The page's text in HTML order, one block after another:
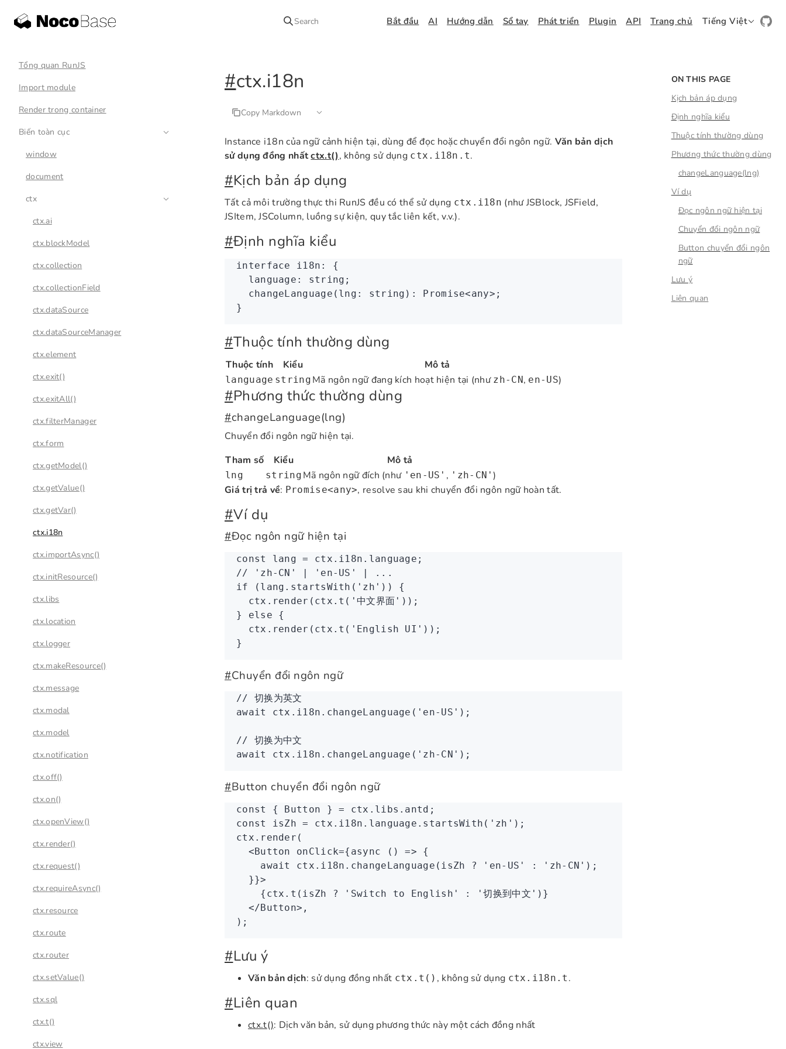
Search Bắt đầu AI Hướng dẫn Sổ tay Phát triển Plugin API Trang chủ Tiếng Việt
Tổng quan RunJS
Import module
Render trong container
Biến toàn cục
window
document
ctx
ctx.ai
ctx.blockModel
ctx.collection
ctx.collectionField
ctx.dataSource
ctx.dataSourceManager
ctx.element
ctx.exit()
ctx.exitAll()
ctx.filterManager
ctx.form
ctx.getModel()
ctx.getValue()
ctx.getVar()
ctx.i18n
ctx.importAsync()
ctx.initResource()
ctx.libs
ctx.location
ctx.logger
ctx.makeResource()
ctx.message
ctx.modal
ctx.model
ctx.notification
ctx.off()
ctx.on()
ctx.openView()
ctx.render()
ctx.request()
ctx.requireAsync()
ctx.resource
ctx.route
ctx.router
ctx.setValue()
ctx.sql
ctx.t()
ctx.view
#ctx.i18n
Copy Markdown
Instance i18n của ngữ cảnh hiện tại, dùng để đọc hoặc chuyển đổi ngôn ngữ. Văn bản dịch
sử dụng đồng nhấtctx.t(), không sử dụng ctx.i18n.t.
#Kịch bản áp dụng
Tất cả môi trường thực thi RunJS đều có thể sử dụng ctx.i18n (như JSBlock, JSField,
JSItem, JSColumn, luồng sự kiện, quy tắc liên kết, v.v.).
#Định nghĩa kiểu
interface i18n : {
  language
: string ;
  changeLanguage
(lng : string ) : Promise<any>;
}
#Thuộc tính thường dùng
Thuộc tính Kiểu Mô tả
language string Mã ngôn ngữ đang kích hoạt hiện tại (như zh-CN, en-US)
#Phương thức thường dùng
#changeLanguage(lng)
Chuyển đổi ngôn ngữ hiện tại.
Tham số
Kiểu Mô tả
lng string Mã ngôn ngữ đích (như 'en-US' , 'zh-CN')
Giá trị trả về: Promise<any>, resolve sau khi chuyển đổi ngôn ngữ hoàn tất.
#Ví dụ
#Đọc ngôn ngữ hiện tại
const lang = ctx . i18n .language;
// 'zh-CN' | 'en-US' | ...
if ( lang .startsWith ( 'zh' )) {
  ctx
.render ( ctx .t ( '中文界面' ));
} else {
  ctx
.render ( ctx .t ( 'English UI' ));
}
#Chuyển đổi ngôn ngữ
// 切换为英文
await
ctx . i18n .changeLanguage ( 'en-US' );
// 切换为中文
await
ctx . i18n .changeLanguage ( 'zh-CN' );
#Button chuyển đổi ngôn ngữ
const { Button } = ctx . libs .antd;
const
isZh = ctx . i18n . language .startsWith ( 'zh' );
ctx .render (
  <
Button onClick={ async () => {
    await
ctx . i18n . changeLanguage (isZh ? 'en-US' : 'zh-CN' );
  }}
>
    {ctx.t(isZh ?
'Switch to English' : '切换到中文' )}
  </
Button> ,
);
#Lưu ý
Văn bản dịch: sử dụng đồng nhất ctx.t() , không sử dụng ctx.i18n.t .
#Liên quan
ctx.t(): Dịch văn bản, sử dụng phương thức này một cách đồng nhất
ON THIS PAGE
Kịch bản áp dụng
Định nghĩa kiểu
Thuộc tính thường dùng
Phương thức thường dùng
changeLanguage(lng)
Ví dụ
Đọc ngôn ngữ hiện tại
Chuyển đổi ngôn ngữ
Button chuyển đổi ngôn
ngữ
Lưu ý
Liên quan